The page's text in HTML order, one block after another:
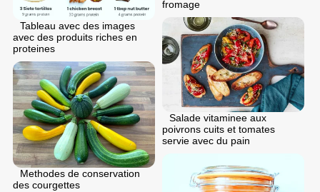
fromage
Tableau avec des images
avec des produits riches en
proteines
Salade vitaminee aux
poivrons cuits et tomates
servie avec du pain
Methodes de conservation
des courgettes